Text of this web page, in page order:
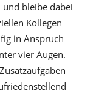
und bleibe dabei
Kollegen
in Anspruch
vier Augen.